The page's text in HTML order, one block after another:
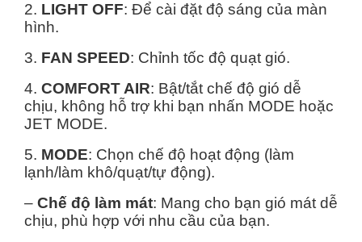
2. LIGHT OFF: Để cài đặt độ sáng của màn
hình.
3. FAN SPEED: Chỉnh tốc độ quạt gió.
4. COMFORT AIR: Bật/tắt chế độ gió dễ
chịu, không hỗ trợ khi bạn nhấn MODE hoặc
JET MODE.
5. MODE: Chọn chế độ hoạt động (làm
lạnh/làm khô/quạt/tự động).
– Chế độ làm mát: Mang cho bạn gió mát dễ
chịu, phù hợp với nhu cầu của bạn.